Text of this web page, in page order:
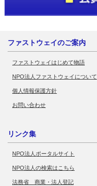
ファストウェイのご案内
ファストウェイはじめて物語
NPO法人ファストウェイについて
個人情報保護方針
お問い合わせ
リンク集
NPO法人ポータルサイト
NPO法人の検索はこちら
法務省 商業・法人登記